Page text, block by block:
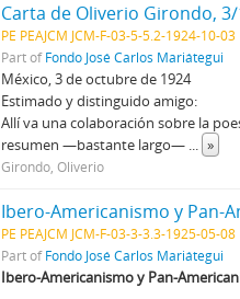
Carta de Oliverio Girondo,
PE PEAJCM JCM-F-03-5-5.2-1924-10-03
Part ofFondo José Carlos Mariátegui
México, 3 de octubre de 1924
Estimado y distinguido amigo:
Allí va una colaboración sobre la
resumen —bastante largo— ... »
Girondo, Oliverio
Ibero-Americanismo y Pan-
PE PEAJCM JCM-F-03-3-3.3-1925-05-08
Part ofFondo José Carlos Mariátegui
Ibero-Americanismo y Pan-